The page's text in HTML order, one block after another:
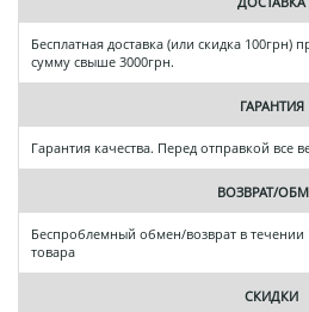
Бесплатная доставка (или скидка 100грн)
сумму свыше 3000грн.
ГАРАНТИЯ
Гарантия качества. Перед отправкой все
ВОЗВРАТ/
Беспроблемный обмен/возврат в течении
товара
СКИДКИ